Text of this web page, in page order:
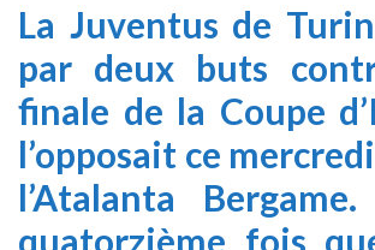
La Juventus de
par deux buts
finale de la Coupe
l’opposait ce
l’Atalanta
quatorzième fois